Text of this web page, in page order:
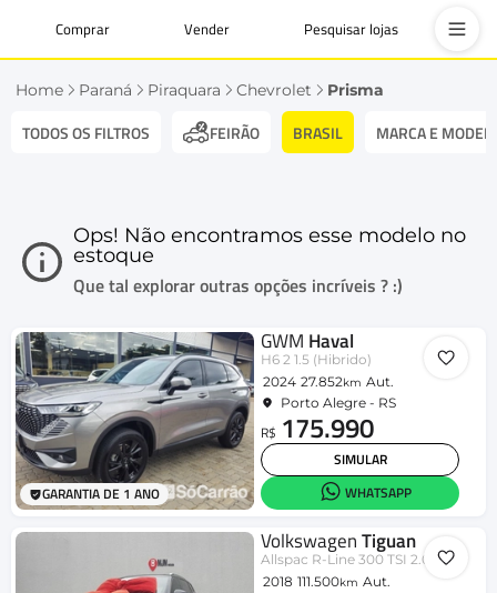
Comprar Vender Pesquisar lojas
Home Paraná Piraquara Chevrolet Prisma
TODOS OS FILTROS FEIRÃO BRASIL MARCA E
Ops! Não encontramos esse modelo no
estoque
Que tal explorar outras opções incríveis ? :)
GARANTIA DE 1 ANO
GWM Haval
H6 2 1.5 (Hibrido)
2024 27.852km Aut.
Porto Alegre - RS
R$ 175.990
SIMULAR
WHATSAPP
VolkswagenTiguan
Allspac R-Line 300 TSI 2.0
2018 111.500km Aut.